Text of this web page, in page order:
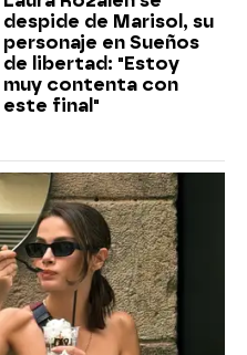
despide de Marisol, su
personaje en Sueños
de libertad: "Estoy
muy contenta con
este final"